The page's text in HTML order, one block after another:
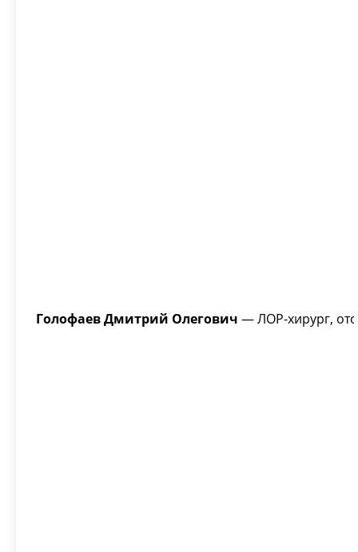
Голофаев Дмитрий Олегович — ЛОР-хирург,